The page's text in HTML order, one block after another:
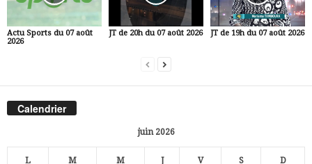
Actu Sports du 07 août
2026
JT de 20h du 07 août 2026 JT de 19h du 07 août 2026
Calendrier
juin 2026
L M M J V S D